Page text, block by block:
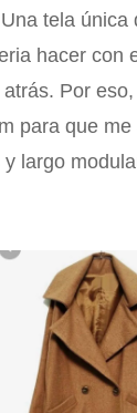
tela
hacer con
Por
para que
largo